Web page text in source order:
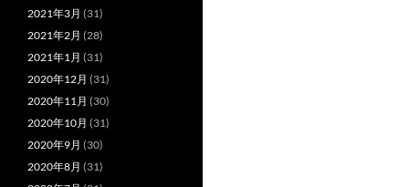
2021年3月 (31)
2021年2月 (28)
2021年1月 (31)
2020年12月 (31)
2020年11月 (30)
2020年10月 (31)
2020年9月 (30)
2020年8月 (31)